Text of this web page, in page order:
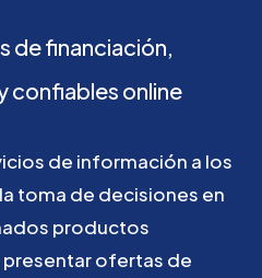
definanciación,
confiables online
de información a los
la toma de decisiones en
productos
presentarofertas de